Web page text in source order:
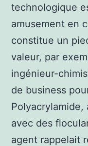
technologique
amusement en
constitue un
valeur, par
ingénieur-
de business
Polyacrylamide,
avec des
agent rappelait